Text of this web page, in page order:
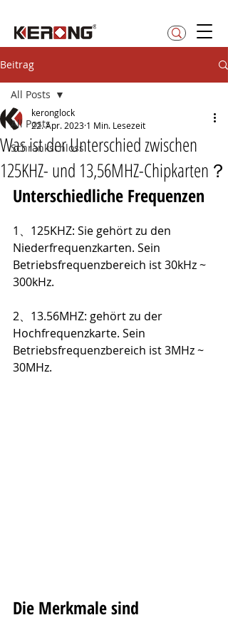
Beitrag
All Posts
Schrankschloss
All Posts
Was ist der Unterschied zwischen
125KHZ- und 13,56MHZ-Chipkarten？
keronglock
22. Apr. 2023 1 Min. Lesezeit
Unterschiedliche Frequenzen
1、125KHZ: Sie gehört zu den
Niederfrequenzkarten. Sein
Betriebsfrequenzbereich ist 30kHz ~
300kHz.
2、13.56MHZ: gehört zu der
Hochfrequenzkarte. Sein
Betriebsfrequenzbereich ist 3MHz ~
30MHz.
Die Merkmale sind